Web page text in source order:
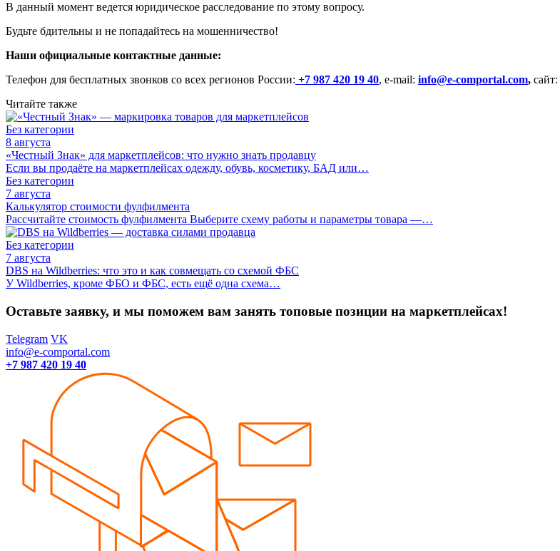
В данный момент ведется юридическое расследование по этому вопросу.
Будьте бдительны и не попадайтесь на мошенничество!
Наши официальные контактные данные:
Телефон для бесплатных звонков со всех регионов России: +7 987 420 19 40, e-mail: info@e-comportal.com, сайт:
Читайте также
Без категории
8 августа
«Честный Знак» для маркетплейсов: что нужно знать продавцу
Если вы продаёте на маркетплейсах одежду, обувь, косметику, БАД или…
Без категории
7 августа
Калькулятор стоимости фулфилмента
Рассчитайте стоимость фулфилмента Выберите схему работы и параметры товара —…
Без категории
7 августа
DBS на Wildberries: что это и как совмещать со схемой ФБС
У Wildberries, кроме ФБО и ФБС, есть ещё одна схема…
Оставьте заявку, и мы поможем вам занять топовые позиции на маркетплейсах!
Telegram VK
info@e-comportal.com
+7 987 420 19 40